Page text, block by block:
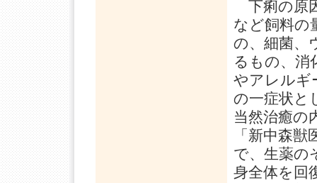
下痢の原
など飼料の
の、細菌、
るもの、消
やアレルギ
の一症状と
当然治癒の
「新中森
で、生薬の
身全体を回